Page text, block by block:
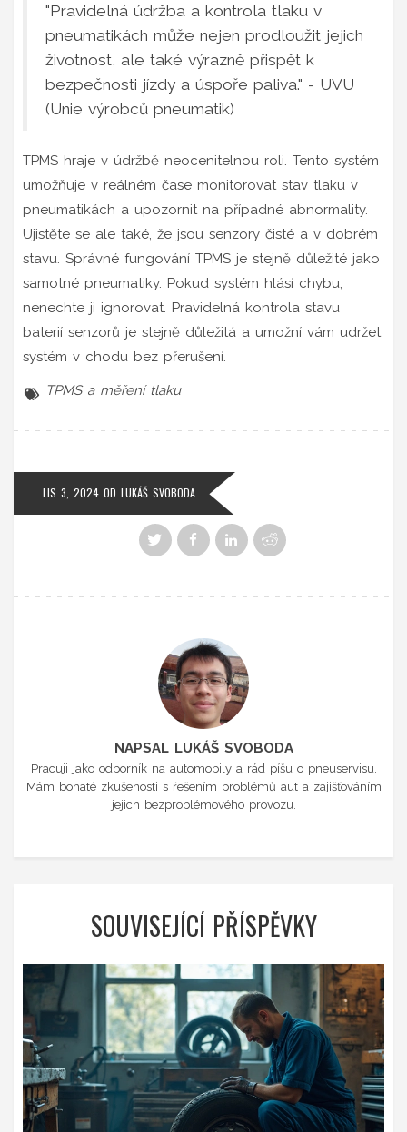
"Pravidelná údržba a kontrola tlaku v
pneumatikách může nejen prodloužit jejich
životnost, ale také výrazně přispět k
bezpečnosti jízdy a úspoře paliva." - UVU
(Unie výrobců pneumatik)
TPMS hraje v údržbě neocenitelnou roli. Tento systém
umožňuje v reálném čase monitorovat stav tlaku v
pneumatikách a upozornit na případné abnormality.
Ujistěte se ale také, že jsou senzory čisté a v dobrém
stavu. Správné fungování TPMS je stejně důležité jako
samotné pneumatiky. Pokud systém hlásí chybu,
nenechte ji ignorovat. Pravidelná kontrola stavu
baterií senzorů je stejně důležitá a umožní vám udržet
systém v chodu bez přerušení.
TPMS a měření tlaku
LIS 3, 2024 OD LUKÁŠ SVOBODA
NAPSAL LUKÁŠ SVOBODA
Pracuji jako odborník na automobily a rád píšu o pneuservisu.
Mám bohaté zkušenosti s řešením problémů aut a zajišťováním
jejich bezproblémového provozu.
SOUVISEJÍCÍ PŘÍSPĚVKY